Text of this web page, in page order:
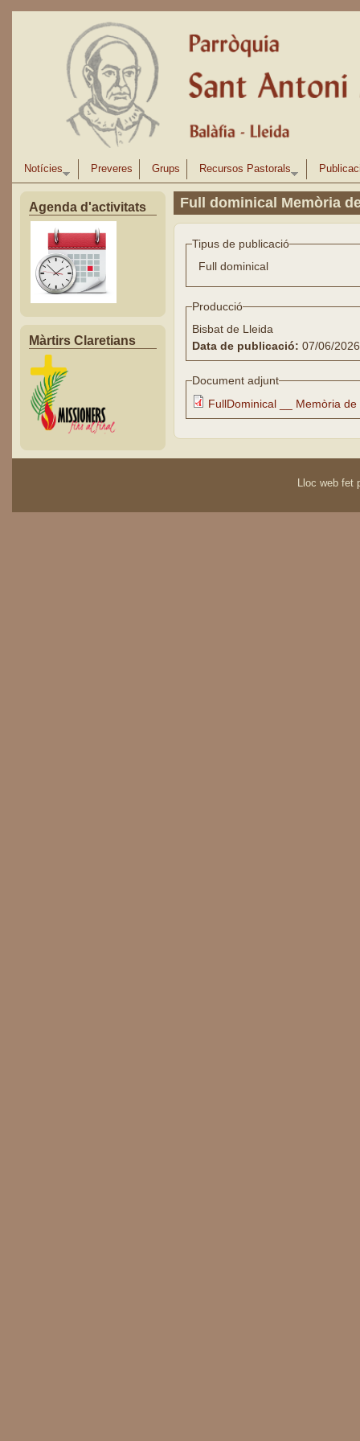
Notícies Preveres Grups Recursos Pastorals
Agenda d'activitats
Màrtirs Claretians
Full dominical Memòria
Tipus de publicació
Full dominical
Producció
Bisbat de Lleida
Data de publicació: 07/06/2026
Document adjunt
FullDominical __ Memòria
Lloc web fet